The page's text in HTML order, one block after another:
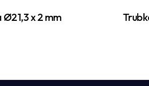
x 2 mm